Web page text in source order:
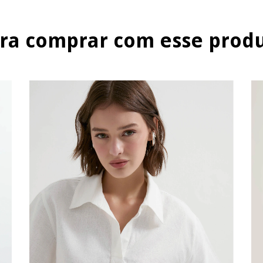
comprar com esse